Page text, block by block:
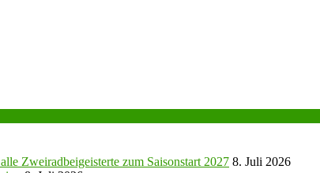
Zweiradbeigeisterte zum Saisonstart 2027 8. Juli 2026